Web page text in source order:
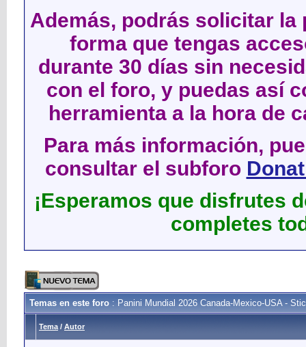
Además, podrás solicitar
forma que tengas
durante 30 días sin
con el foro, y puedas así
herramienta a la hora de
Para más información,
consultar el subforo
¡Esperamos que disfrutes
completes
Temas en este foro : Panini Mundial 2026 Canada-Mexico-USA -
Tema / Autor